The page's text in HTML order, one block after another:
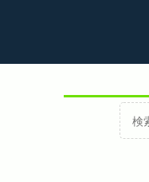
ことを証明できる資格
検
索: